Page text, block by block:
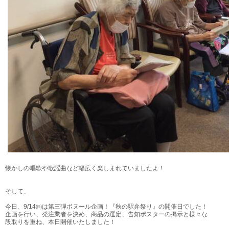
懐かしの唱歌や歌謡曲など幅広く楽しまれていましたよ！
そして、
今日、9/14㈰は第三弾ボヌール企画！『秋の駅弁祭り』の開催日でした！
企画を行い、発注業者を決め、商品の選定、告知ポスターの掲示と様々な
段取りを重ね、本日開催いたしました！